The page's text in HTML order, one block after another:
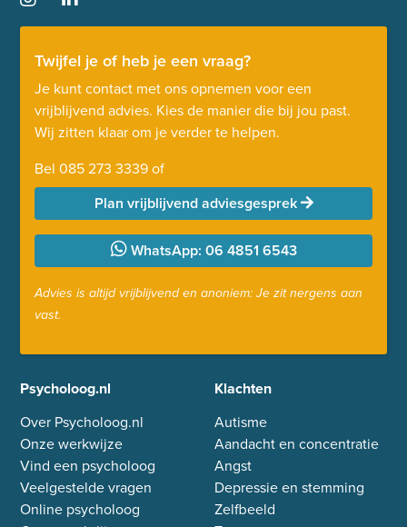
Twijfel je of heb je een vraag?
Je kunt contact met ons opnemen voor een
vrijblijvend advies. Kies de manier die bij jou past.
Wij zitten klaar om je verder te helpen.
Bel 085 273 3339of
Plan vrijblijvend adviesgesprek
WhatsApp: 06 4851 6543
Advies is altijd vrijblijvend en anoniem: Je zit nergens aan
vast.
Psycholoog.nl
Over Psycholoog.nl
Onze werkwijze
Vind een psycholoog
Veelgestelde vragen
Online psycholoog
Klachten
Autisme
Aandacht en concentratie
Angst
Depressie en stemming
Zelfbeeld